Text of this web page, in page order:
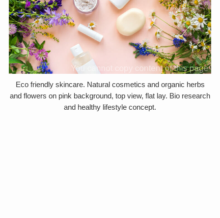
Eco friendly skincare. Natural cosmetics and organic herbs
and flowers on pink background, top view, flat lay. Bio research
and healthy lifestyle concept.